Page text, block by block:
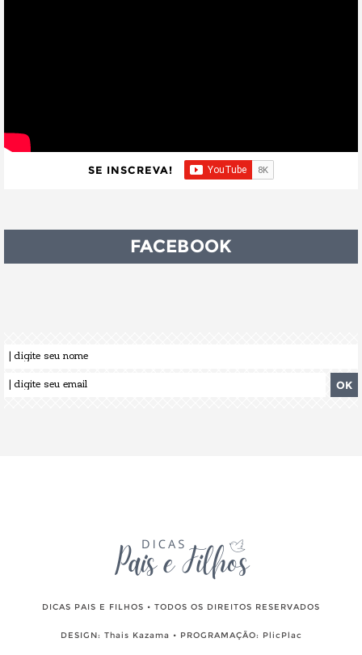
SE INSCREVA!
FACEBOOK
DICAS PAIS E FILHOS • TODOS OS DIREITOS RESERVADOS
DESIGN: Thais Kazama • PROGRAMAÇÃO: PlicPlac